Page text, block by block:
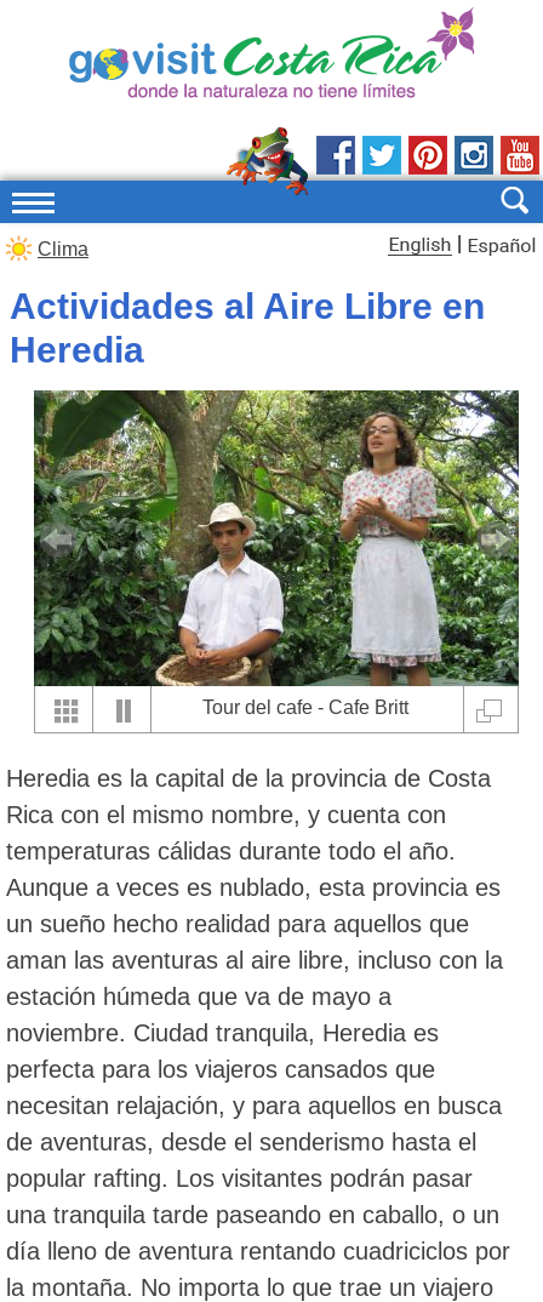
Clima
Actividades al Aire Libre en
Heredia
Tour del cafe - Cafe Britt
Heredia es la capital de la provincia de Costa
Rica con el mismo nombre, y cuenta con
temperaturas cálidas durante todo el año.
Aunque a veces es nublado, esta provincia es
un sueño hecho realidad para aquellos que
aman las aventuras al aire libre, incluso con la
estación húmeda que va de mayo a
noviembre. Ciudad tranquila, Heredia es
perfecta para los viajeros cansados que
necesitan relajación, y para aquellos en busca
de aventuras, desde el senderismo hasta el
popular rafting. Los visitantes podrán pasar
una tranquila tarde paseando en caballo, o un
día lleno de aventura rentando cuadriciclos por
la montaña. No importa lo que trae un viajero